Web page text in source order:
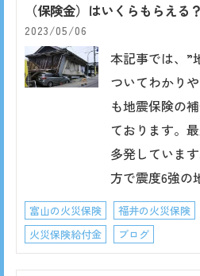
（保険金）はいくらもらえる？
2023/05/06
本記事では、”
ついてわかり
も地震保険の
ております。
多発していま
方で震度6強の
富山の火災保険 福井の火災保険
火災保険給付金
ブログ